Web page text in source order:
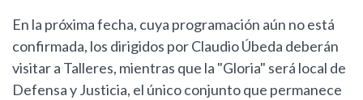
En la próxima fecha, cuya programación aún no está
confirmada, los dirigidos por Claudio Úbeda deberán
visitar a Talleres, mientras que la "Gloria" será local de
Defensa y Justicia, el único conjunto que permanece